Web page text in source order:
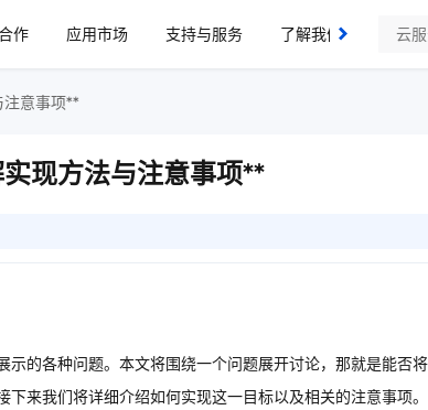
作 应用市场 支持与服务 了解我们
意事项**
现方法与注意事项**
的各种问题。本文将围绕一个问题展开讨论，那就是能否
来我们将详细介绍如何实现这一目标以及相关的注意事项。